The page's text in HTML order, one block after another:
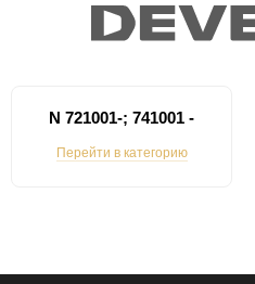
N 721001-; 741001 -
Перейти в категорию